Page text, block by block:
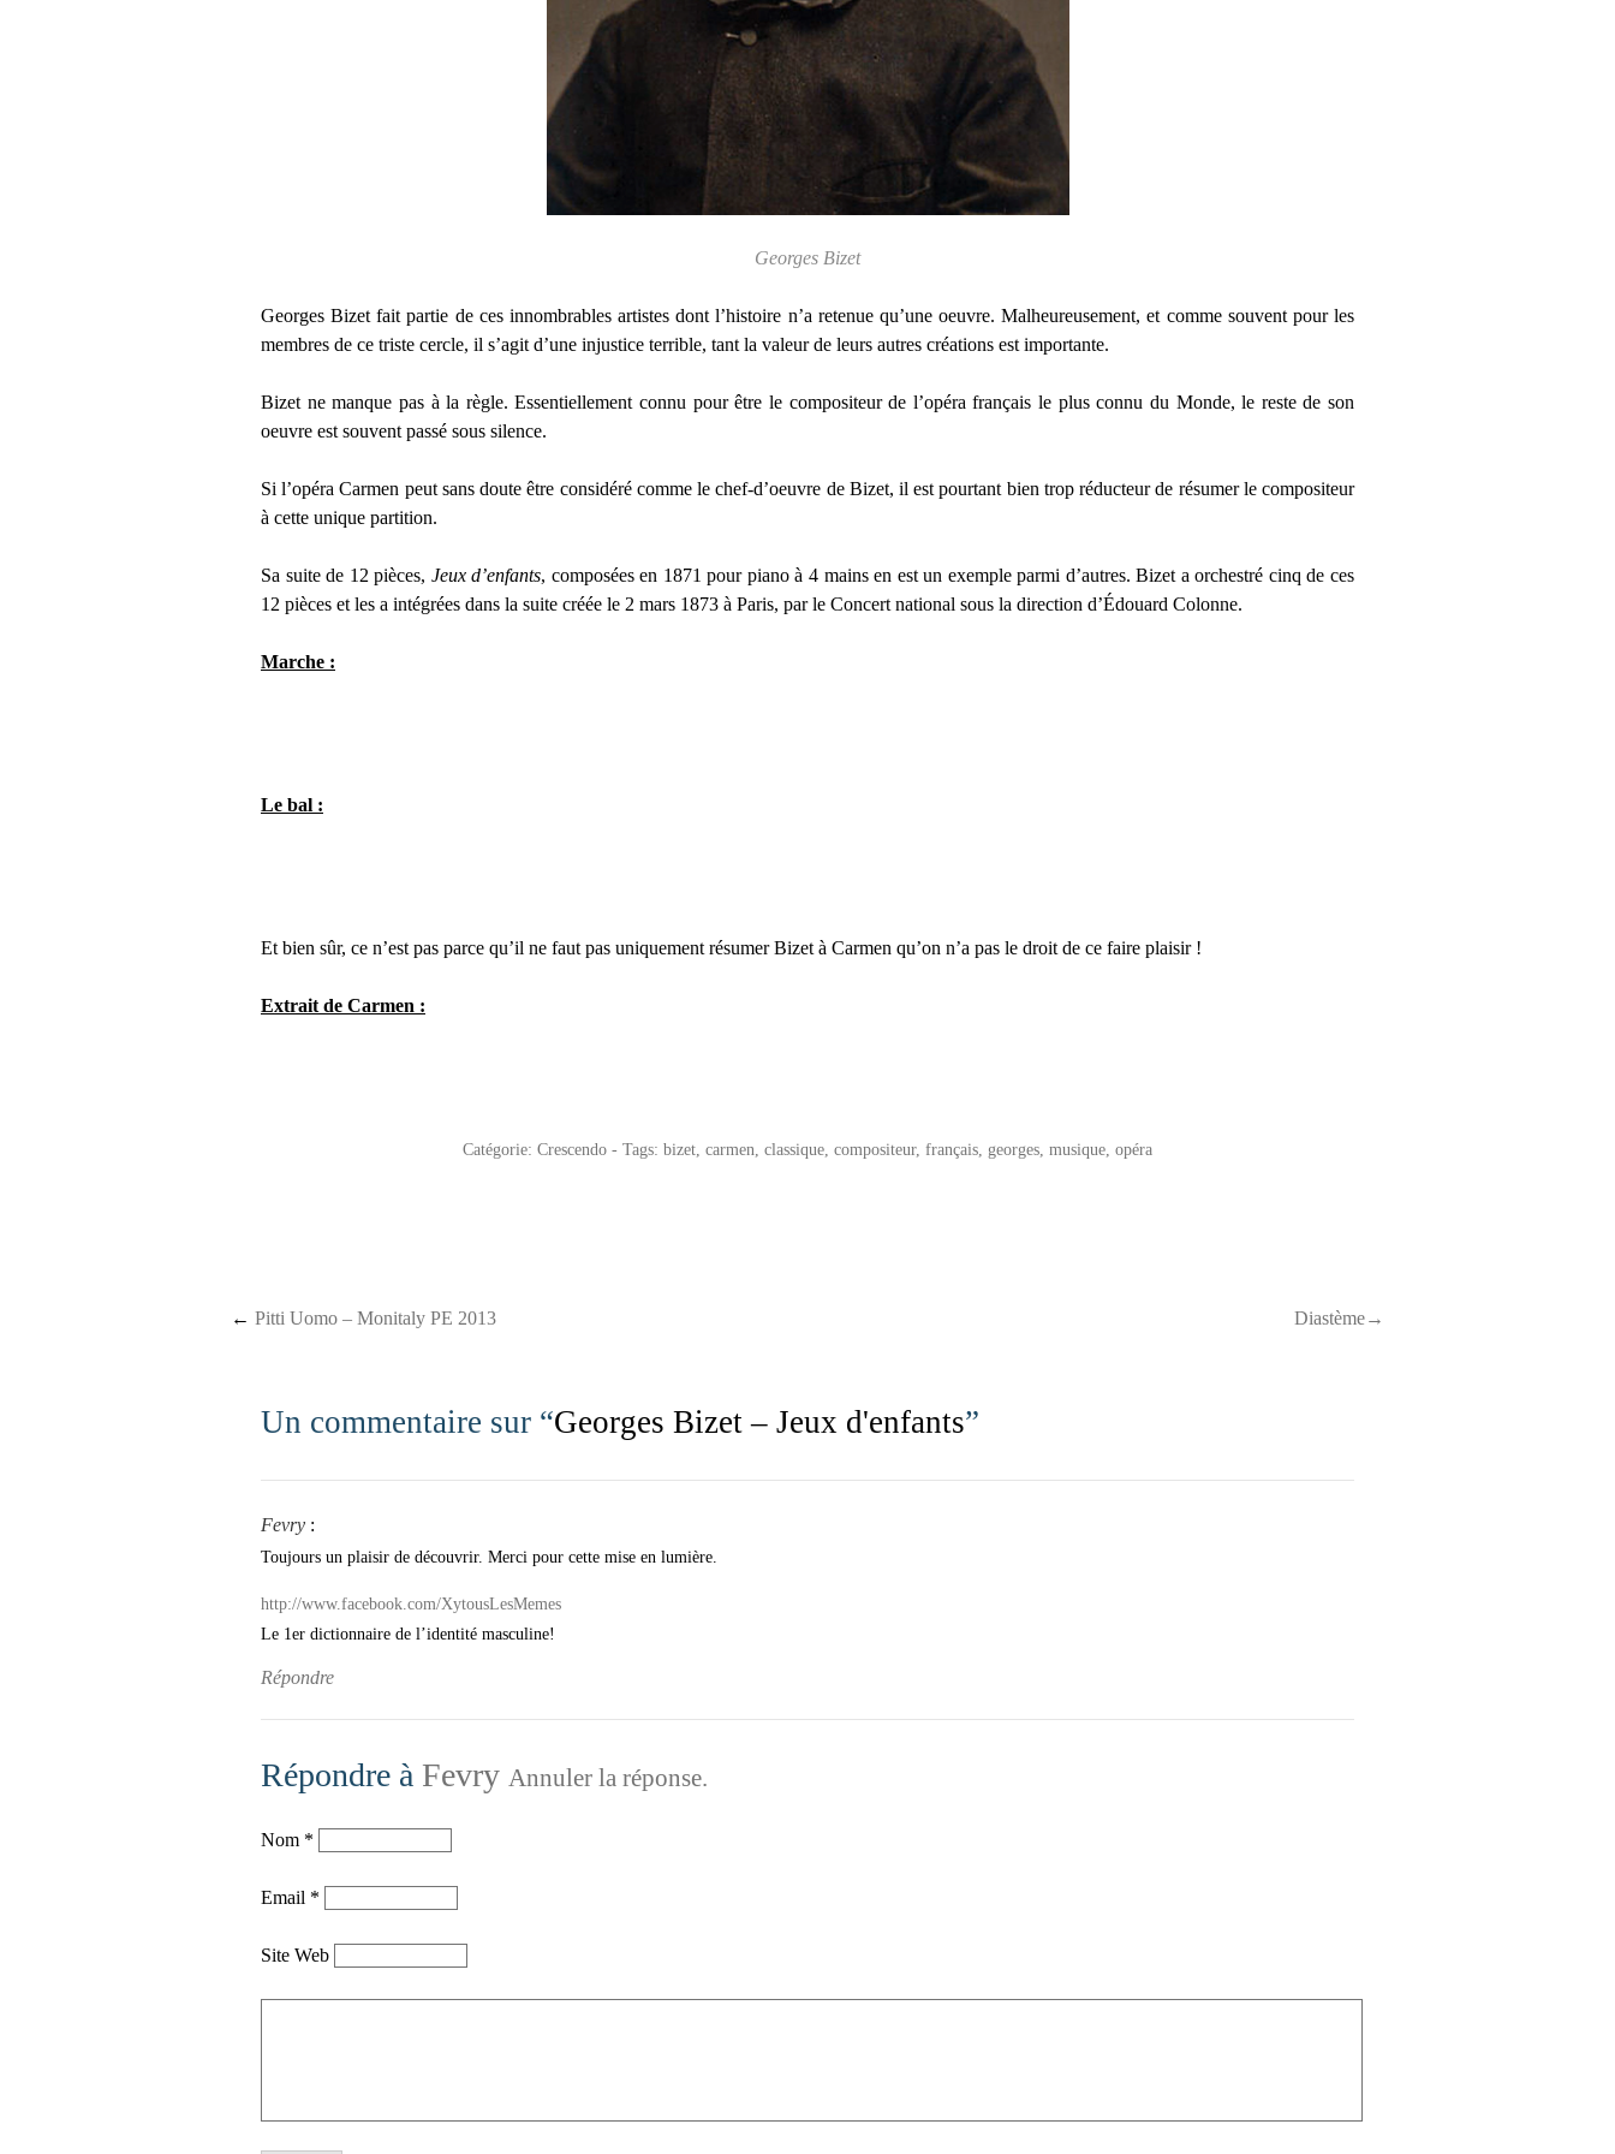
Georges Bizet
Georges Bizet fait partie de ces innombrables artistes dont l’histoire n’a retenue qu’une oeuvre. Malheureusement, et comme souvent pour les
membres de ce triste cercle, il s’agit d’une injustice terrible, tant la valeur de leurs autres créations est importante.
Bizet ne manque pas à la règle. Essentiellement connu pour être le compositeur de l’opéra français le plus connu du Monde, le reste de son
oeuvre est souvent passé sous silence.
Si l’opéra Carmen peut sans doute être considéré comme le chef-d’oeuvre de Bizet, il est pourtant bien trop réducteur de résumer le compositeur
à cette unique partition.
Sa suite de 12 pièces, Jeux d’enfants, composées en 1871 pour piano à 4 mains en est un exemple parmi d’autres. Bizet a orchestré cinq de ces
12 pièces et les a intégrées dans la suite créée le 2 mars 1873 à Paris, par le Concert national sous la direction d’Édouard Colonne.
Marche :
Le bal :
Et bien sûr, ce n’est pas parce qu’il ne faut pas uniquement résumer Bizet à Carmen qu’on n’a pas le droit de ce faire plaisir !
Extrait de Carmen :
Catégorie: Crescendo - Tags: bizet carmen classique compositeur, français georges musique opéra
Post navigation
← Pitti Uomo – Monitaly PE 2013 Diastème→
Un commentaire sur “Georges Bizet – Jeux d'enfants”
Fevry :
Toujours un plaisir de découvrir. Merci pour cette mise en lumière.
http://www.facebook.com/XytousLesMemes
Le 1er dictionnaire de l’identité masculine!
Répondre
Répondre à Fevry Annuler la réponse.
Nom *
Email *
Site Web